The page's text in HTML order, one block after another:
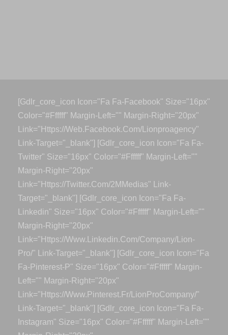
[gdlr_core_icon Icon="fa Fa-Facebook" Size="16px"
Color="#ffffff" Margin-Left="" Margin-Right="20px"
Link="https://web.facebook.com/lionproagency"
Link-Target="_blank"] [gdlr_core_icon Icon="fa Fa-
Twitter" Size="16px" Color="#ffffff" Margin-Left=""
Margin-Right="20px"
Link="https://twitter.com/2MMedias" Link-
Target="_blank"] [gdlr_core_icon Icon="fa Fa-
Linkedin" Size="16px" Color="#ffffff" Margin-Left=""
Margin-Right="20px"
Link="https://www.linkedin.com/company/lion-
Pro/" Link-Target="_blank"] [gdlr_core_icon Icon="fa
Fa-Pinterest-P" Size="16px" Color="#ffffff" Margin-
Left="" Margin-Right="20px"
Link="https://www.pinterest.fr/LionProCompany/"
Link-Target="_blank"] [gdlr_core_icon Icon="fa Fa-
Instagram" Size="16px" Color="#ffffff" Margin-Left=""